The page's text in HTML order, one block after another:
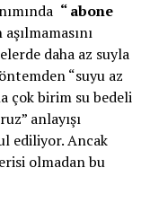
“ abone
daha az suyla
“suyu az
çok birim su bedeli
anlayışı
ediliyor. Ancak
olmadan bu